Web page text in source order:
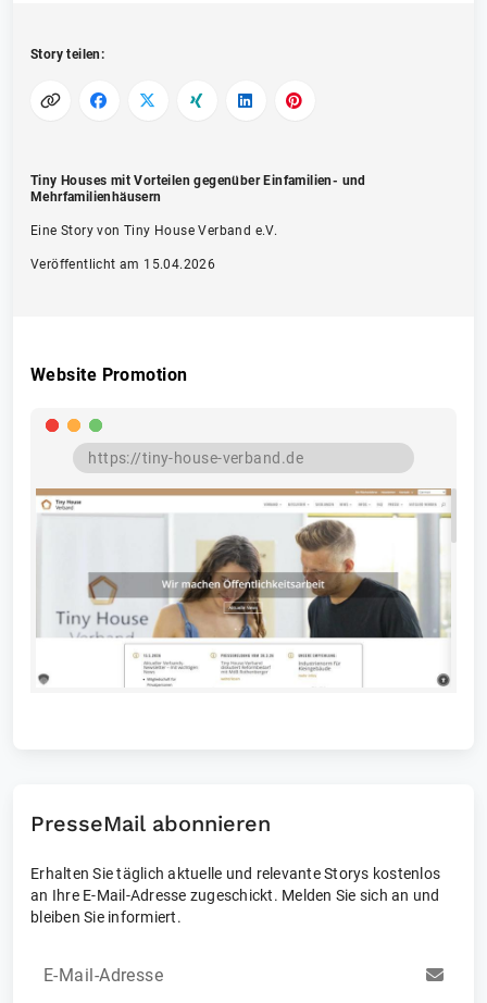
Story teilen:
Tiny Houses mit Vorteilen gegenüber Einfamilien- und
Mehrfamilienhäusern
Eine Story von Tiny House Verband e.V.
Veröffentlicht am 15.04.2026
Website Promotion
PresseMail abonnieren
Erhalten Sie täglich aktuelle und relevante Storys kostenlos
an Ihre E-Mail-Adresse zugeschickt. Melden Sie sich an und
bleiben Sie informiert.
E-Mail-Adresse